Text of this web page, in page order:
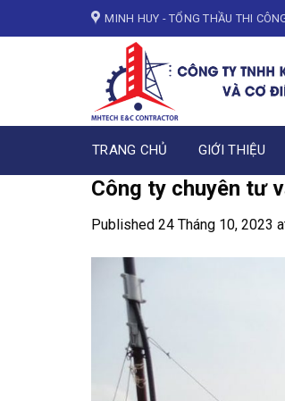
to
MINH HUY - TỔNG THẦU THI
TRANG CHỦ GIỚI THIỆU
Công ty chuyên tư
Published 24 Tháng 10, 2023